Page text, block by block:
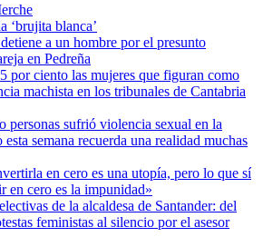
‘brujita blanca’
a un hombre por el presunto
en Pedreña
por ciento las mujeres que figuran como
machista en los tribunales de Cantabria
personas sufrió violencia sexual en la
semana recuerda una realidad muchas
en cero es una utopía, pero lo que sí
en cero es la impunidad»
de la alcaldesa de Santander: del
feministas al silencio por el asesor